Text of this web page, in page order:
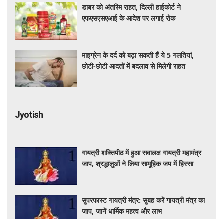
डाबर को अंतरिम राहत, दिल्ली हाईकोर्ट ने
एफएसएसएआई के आदेश पर लगाई रोक
माइग्रेन के दर्द को बढ़ा सकती हैं ये 5 गलतियां,
छोटी-छोटी आदतों में बदलाव से मिलेगी राहत
Jyotish
गायत्री शक्तिपीठ में हुआ सवालक्ष गायत्री महामंत्र
जाप, श्रद्धालुओं ने लिया सामूहिक जप में हिस्सा
सुपरफास्ट गायत्री मंत्र: सुबह करें गायत्री मंत्र का
जाप, जानें धार्मिक महत्व और लाभ